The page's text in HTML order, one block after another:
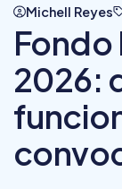
Michell Reyes
Fondo
2026: